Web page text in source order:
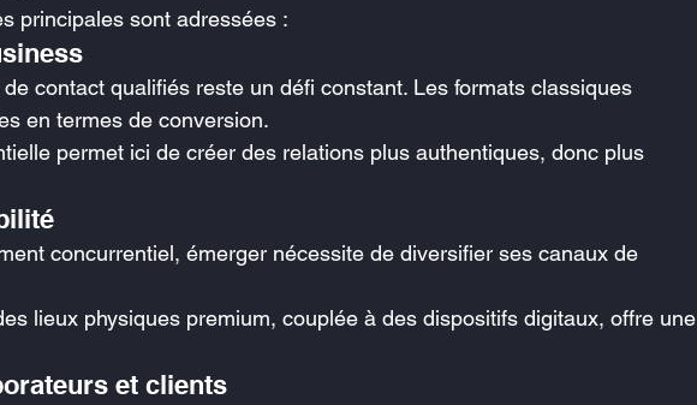
principales sont adressées :
contact qualifiés reste un défi constant. Les formats classiques
en termes de conversion.
permet ici de créer des relations plus authentiques, donc plus
concurrentiel, émerger nécessite de diversifier ses canaux de
lieux physiques premium, couplée à des dispositifs digitaux, offre une
et clients